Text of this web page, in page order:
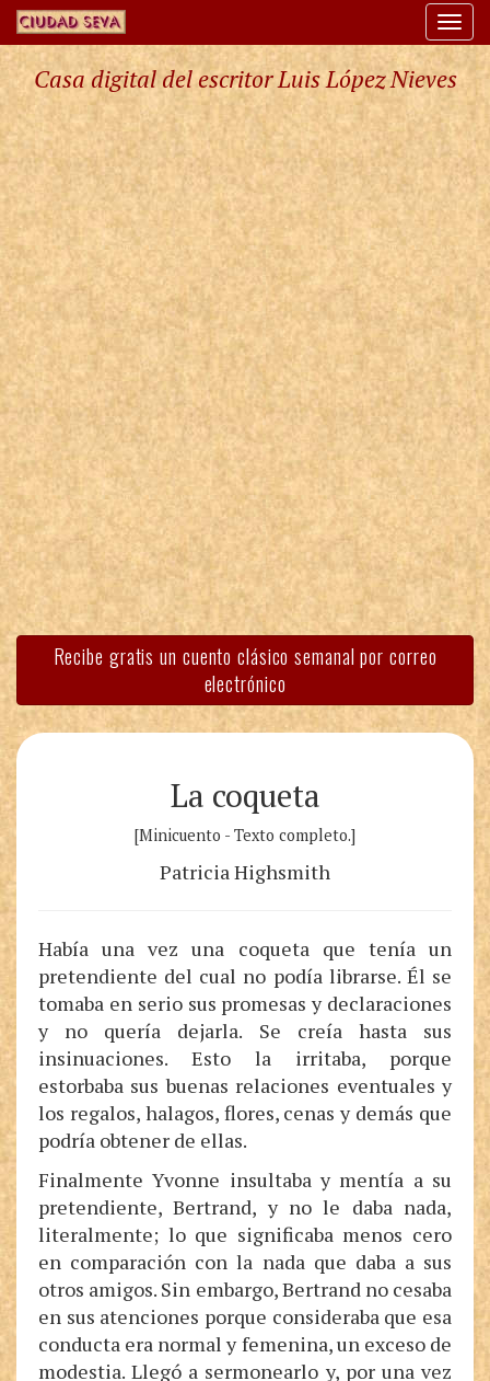
Casa digital del escritor Luis López Nieves
Recibe gratis un cuento clásico semanal por correo
electrónico
La coqueta
[Minicuento - Texto completo.]
Patricia Highsmith
Había una vez una coqueta que tenía un
pretendiente del cual no podía librarse. Él se
tomaba en serio sus promesas y declaraciones
y no quería dejarla. Se creía hasta sus
insinuaciones. Esto la irritaba, porque
estorbaba sus buenas relaciones eventuales y
los regalos, halagos, flores, cenas y demás que
podría obtener de ellas.
Finalmente Yvonne insultaba y mentía a su
pretendiente, Bertrand, y no le daba nada,
literalmente; lo que significaba menos cero
en comparación con la nada que daba a sus
otros amigos. Sin embargo, Bertrand no cesaba
en sus atenciones porque consideraba que esa
conducta era normal y femenina, un exceso de
modestia. Llegó a sermonearlo y, por una vez